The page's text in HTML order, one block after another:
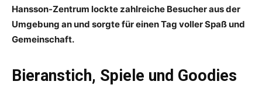
Hansson-Zentrum lockte zahlreiche Besucher aus der
Umgebung an und sorgte für einen Tag voller Spaß und
Gemeinschaft.
Bieranstich, Spiele und Goodies